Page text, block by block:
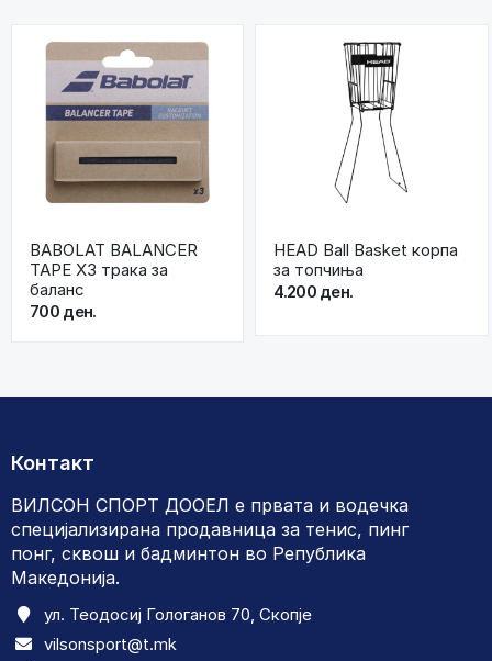
BABOLAT BALANCER
TAPE X3 трака за
баланс
700 ден.
HEAD Ball Basket корпа
за топчиња
4.200 ден.
Контакт
ВИЛСОН СПОРТ ДООЕЛ е првата и водечка
специјализирана продавница за тенис, пинг
понг, сквош и бадминтон во Република
Македонија.
ул. Теодосиј Гологанов 70, Скопје
vilsonsport@t.mk